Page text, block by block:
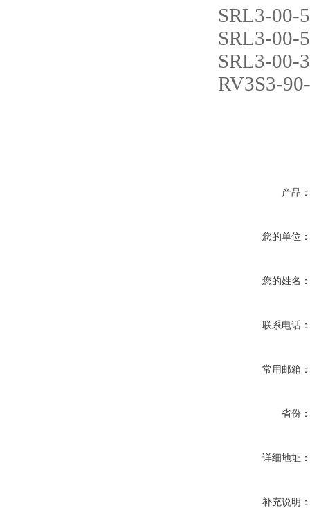
SRL3-00-
SRL3-00-
SRL3-00-
RV3S3-
产品：
您的单位：
您的姓名：
联系电话：
常用邮箱：
省份：
详细地址：
补充说明：